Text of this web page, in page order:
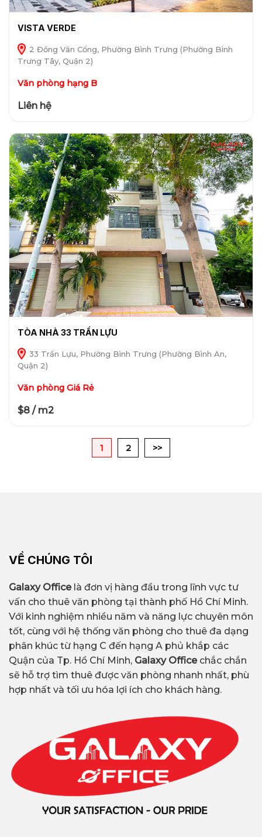
VISTA VERDE
2 Đồng Văn Cống, Phường Bình Trưng (Phường Bình
Trưng Tây, Quận 2)
Văn phòng hạng B
Liên hệ
TÒA NHÀ 33 TRẦN LỰU
33 Trần Lựu, Phường Bình Trưng (Phường Bình An,
Quận 2)
Văn phòng Giá Rẻ
$8 / m2
1 2 >>
VỀ CHÚNG TÔI
Galaxy Officelà đơn vị hàng đầu trong lĩnh vực tư
vấn cho thuê văn phòng tại thành phố Hồ Chí Minh.
Với kinh nghiệm nhiều năm và năng lực chuyên môn
tốt, cùng với hệ thống văn phòng cho thuê đa dạng
phân khúc từ hạng C đến hạng A phủ khắp các
Quận của Tp. Hồ Chí Minh, Galaxy Office chắc chắn
sẽ hỗ trợ tìm thuê được văn phòng nhanh nhất, phù
hợp nhất và tối ưu hóa lợi ích cho khách hàng.